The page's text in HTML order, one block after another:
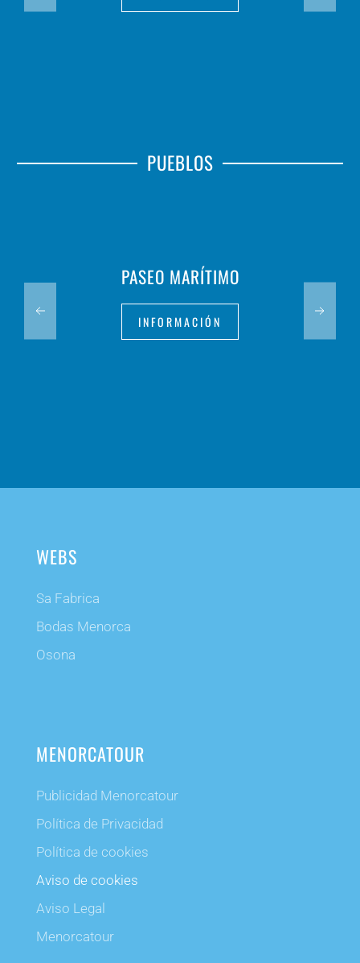
PUEBLOS
PASEO MARÍTIMO
INFORMACIÓN
WEBS
Sa Fabrica
Bodas Menorca
Osona
MENORCATOUR
Publicidad Menorcatour
Política de Privacidad
Política de cookies
Aviso de cookies
Aviso Legal
Menorcatour